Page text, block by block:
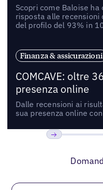
Scopri come Baloise
risposta alle recensioni
del profilo del 93% in
Finanza & assicurazioni
COMCAVE: oltre
presenza online
Dalle recensioni ai
sua presenza online